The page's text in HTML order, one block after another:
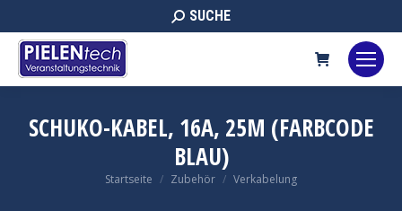
Search:
SUCHE
SCHUKO-KABEL, 16A, 25M (FARBCODE
BLAU)
Sie befinden sich hier:
Startseite Zubehör Verkabelung